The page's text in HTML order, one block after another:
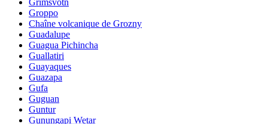
Groppo
Chaîne volcanique de Grozny
Guadalupe
Guagua Pichincha
Guallatiri
Guayaques
Guazapa
Gufa
Guguan
Guntur
Gunungapi Wetar